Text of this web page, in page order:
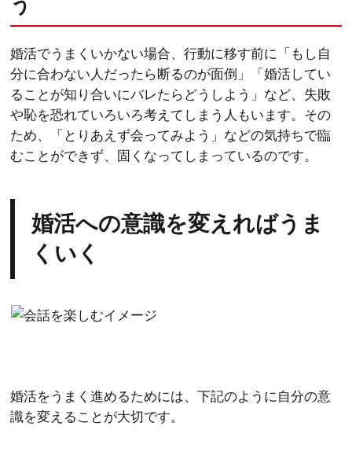
婚活でうまくいかない場合、行動に移す前に「もし自
分に合わない人だったら断るのが面倒」「婚活してい
ることが知り合いにバレたらどうしよう」など、失敗
や恥を恐れていろいろ考えてしまう人もいます。その
ため、「とりあえず会ってみよう」などの気持ちで臨
むことができず、固くなってしまっているのです。
婚活への意識を変えればうま
くいく
婚活をうまく進めるためには、下記のように自分の意
識を変えることが大切です。